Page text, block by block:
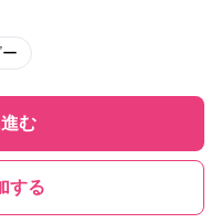
む
する